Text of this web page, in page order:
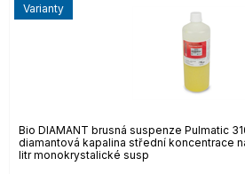
Bio DIAMANT brusná suspenze Pulmatic
diamantová kapalina střední koncentrace
litr monokrystalické susp
varianty